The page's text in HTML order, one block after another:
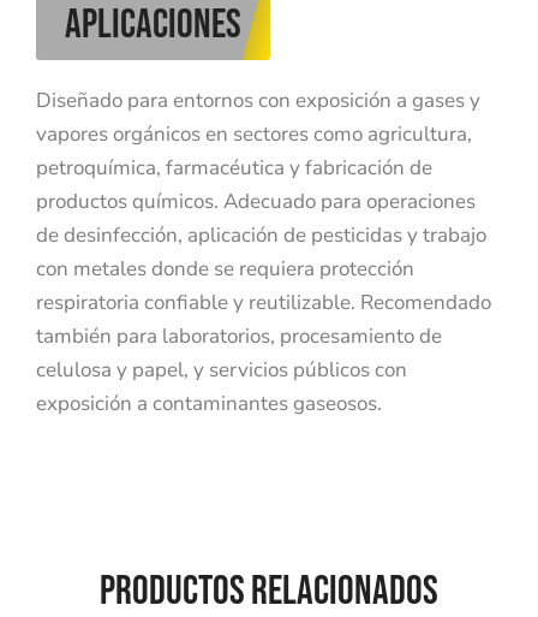
aplicaciones
Diseñado para entornos con exposición a gases y
vapores orgánicos en sectores como agricultura,
petroquímica, farmacéutica y fabricación de
productos químicos. Adecuado para operaciones
de desinfección, aplicación de pesticidas y trabajo
con metales donde se requiera protección
respiratoria confiable y reutilizable. Recomendado
también para laboratorios, procesamiento de
celulosa y papel, y servicios públicos con
exposición a contaminantes gaseosos.
PRODUCTOS RELACIONADOS